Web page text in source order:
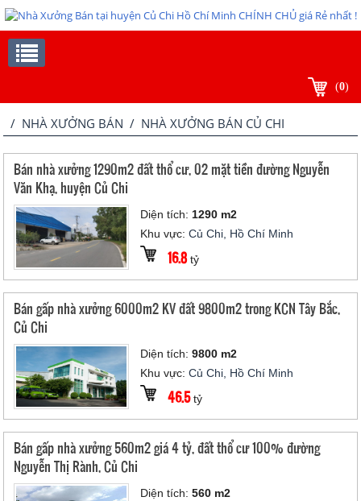
(0)
/ NHÀ XƯỞNG BÁN / NHÀ XƯỞNG BÁN CỦ CHI
Bán nhà xưởng 1290m2 đất thổ cư, 02 mặt tiền đường Nguyễn
Văn Khạ, huyện Củ Chi
Diện tích: 1290 m2
Khu vực:Củ Chi, Hồ Chí Minh
16.8tỷ
Bán gấp nhà xưởng 6000m2 KV đất 9800m2 trong KCN Tây Bắc,
Củ Chi
Diện tích:9800 m2
Khu vực:Củ Chi, Hồ Chí Minh
46.5tỷ
Bán gấp nhà xưởng 560m2 giá 4 tỷ, đất thổ cư 100% đường
Nguyễn Thị Rành, Củ Chi
Diện tích:560 m2